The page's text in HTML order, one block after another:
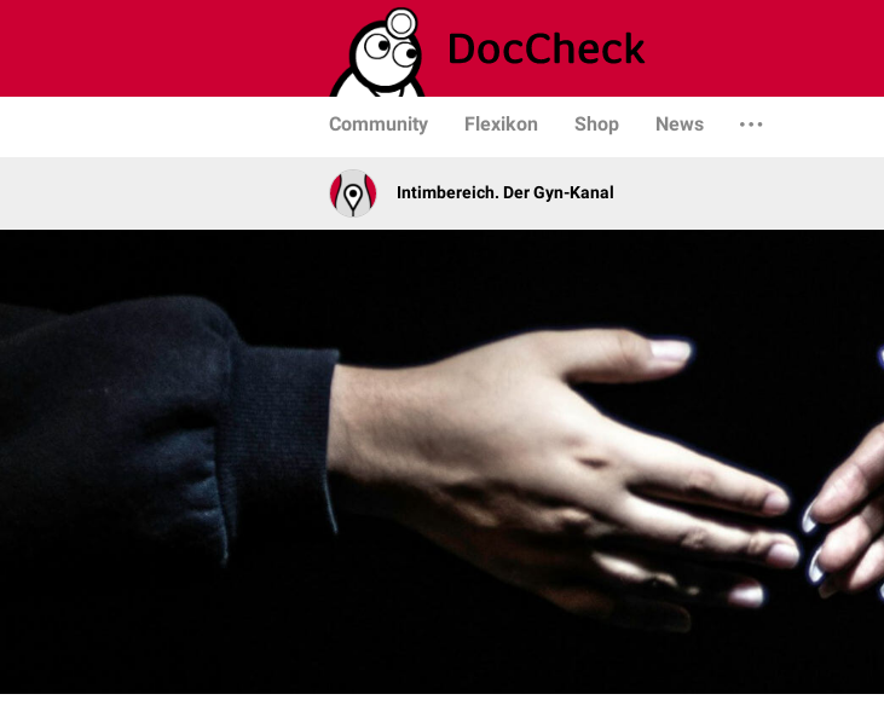
Community Flexikon Shop News
Intimbereich. Der Gyn-Kanal